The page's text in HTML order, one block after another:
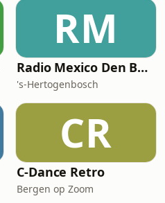
RM
Radio Mexico Den Bosch
's-Hertogenbosch
CR
C-Dance Retro
Bergen op Zoom